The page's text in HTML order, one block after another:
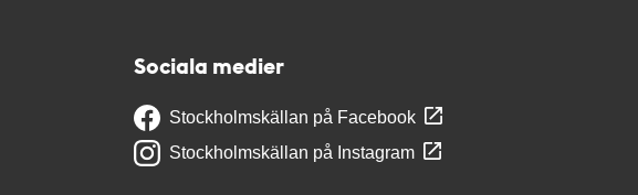
Sociala medier
Stockholmskällan på Facebook
Stockholmskällan på Instagram